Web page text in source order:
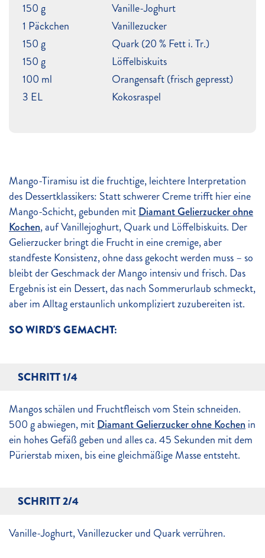
Mango-Tiramisu ist die fruchtige, leichtere Interpretation
des Dessertklassikers: Statt schwerer Creme trifft hier eine
Mango-Schicht, gebunden mitDiamant Gelierzucker ohne
Kochen, auf Vanillejoghurt, Quark und Löffelbiskuits. Der
Gelierzucker bringt die Frucht in eine cremige, aber
standfeste Konsistenz, ohne dass gekocht werden muss – so
bleibt der Geschmack der Mango intensiv und frisch. Das
Ergebnis ist ein Dessert, das nach Sommerurlaub schmeckt,
aber im Alltag erstaunlich unkompliziert zuzubereiten ist.
SO WIRD'S GEMACHT:
SCHRITT 1/4
Mangos schälen und Fruchtfleisch vom Stein schneiden.
500 g abwiegen, mitDiamant Gelierzucker ohne Kochenin
ein hohes Gefäß geben und alles ca. 45 Sekunden mit dem
Pürierstab mixen, bis eine gleichmäßige Masse entsteht.
SCHRITT 2/4
Vanille-Joghurt, Vanillezucker und Quark verrühren.
150 g
Vanille-Joghurt
1 Päckchen
Vanillezucker
150 g
Quark (20 % Fett i. Tr.)
150 g
Löffelbiskuits
100 ml
Orangensaft (frisch gepresst)
3 EL
Kokosraspel